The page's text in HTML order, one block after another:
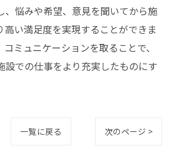
、悩みや希望、意見を聞いてから施
高い満足度を実現することができま
ミュニケーションを取ることで、
設での仕事をより充実したものにす
一覧に戻る 次のページ >